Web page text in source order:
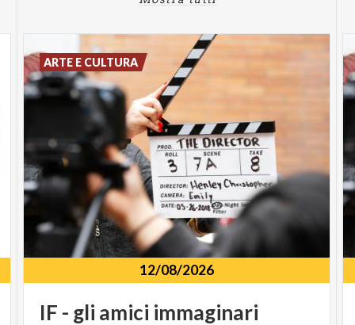
12/08/2026
IF - gli amici immaginari
ARTE E CULTURA